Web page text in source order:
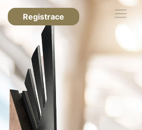
Registrace